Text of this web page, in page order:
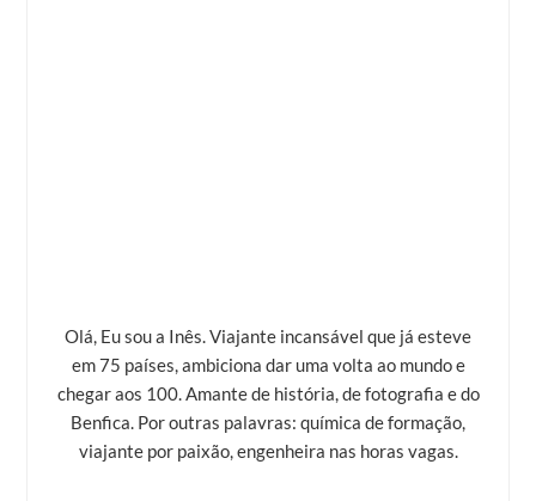
Olá, Eu sou a Inês. Viajante incansável que já esteve
em 75 países, ambiciona dar uma volta ao mundo e
chegar aos 100. Amante de história, de fotografia e do
Benfica. Por outras palavras: química de formação,
viajante por paixão, engenheira nas horas vagas.